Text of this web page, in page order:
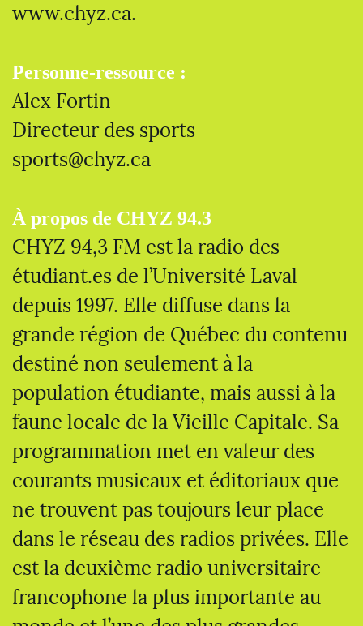
www.chyz.ca.
Personne-ressource :
Alex Fortin
Directeur des sports
sports@chyz.ca
À propos de CHYZ 94.3
CHYZ 94,3 FM est la radio des
étudiant.es de l’Université Laval
depuis 1997. Elle diffuse dans la
grande région de Québec du contenu
destiné non seulement à la
population étudiante, mais aussi à la
faune locale de la Vieille Capitale. Sa
programmation met en valeur des
courants musicaux et éditoriaux que
ne trouvent pas toujours leur place
dans le réseau des radios privées. Elle
est la deuxième radio universitaire
francophone la plus importante au